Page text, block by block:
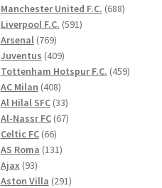
produkter
Manchester United F.C. 688688
Liverpool F.C. 591591
Arsenal 769769
produkter
Juventus 409409
produkter
Tottenham Hotspur F.C. 459459
AC Milan 408408
produkter
Al Hilal SFC 3333
produkter
Al-Nassr FC 6767
Celtic FC 6666
produkter
AS Roma 131131
Ajax 9393
produkter
Aston Villa 291291